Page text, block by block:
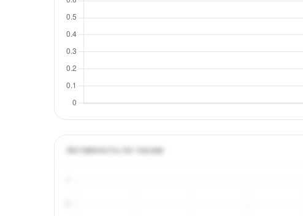
Активность по часам